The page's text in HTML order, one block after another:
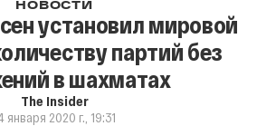
НОВОСТИ
установил мировой
партий без
в шахматах
The Insider
января 2020 г., 19:31